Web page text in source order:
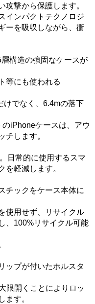
攻撃から保護します。
インパクトテクノロジ
ーを吸収しながら、衝
構造の強固なケースが
等にも使われる
けでなく、6.4mの落下
iPhoneケースは、アウ
チします。
日常的に使用するスマ
を軽減します。
チックをケース本体に
使用せず、リサイクル
、100%リサイクル可能
ップが付いたホルスタ
限開くことによりロッ
ます。